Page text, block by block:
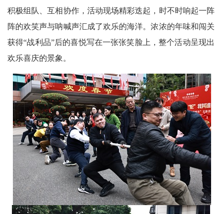
积极组队、互相协作，活动现场精彩迭起，时不时响起一阵
阵的欢笑声与呐喊声汇成了欢乐的海洋。浓浓的年味和闯关
获得“战利品”后的喜悦写在一张张笑脸上，整个活动呈现出
欢乐喜庆的景象。